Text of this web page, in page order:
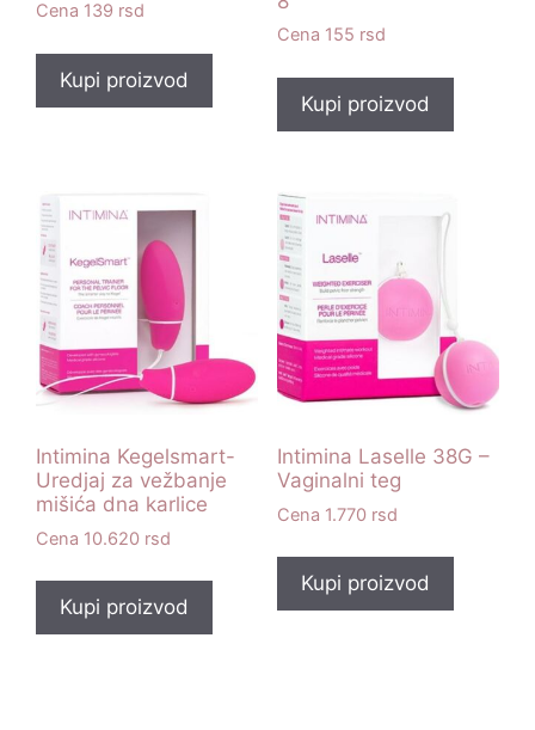
139 rsd
Kupi proizvod
155 rsd
Kupi proizvod
Intimina Kegelsmart-
Uredjaj za vežbanje
mišića dna karlice
10.620 rsd
Kupi proizvod
Intimina Laselle 38G –
Vaginalni teg
1.770 rsd
Kupi proizvod